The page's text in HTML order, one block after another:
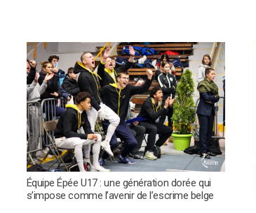
Équipe Épée U17 : une génération dorée qui
s’impose comme l’avenir de l’escrime belge